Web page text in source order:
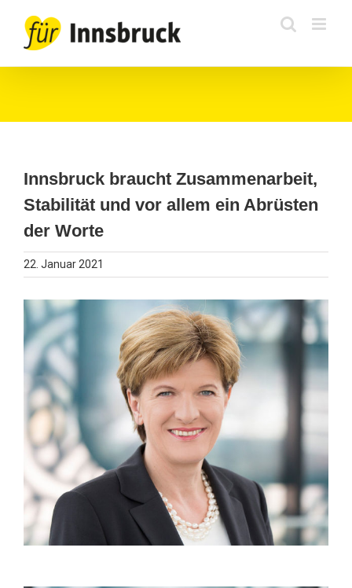
Inhalt
springen
Innsbruck braucht Zusammenarbeit,
Stabilität und vor allem ein Abrüsten
der Worte
22. Januar 2021